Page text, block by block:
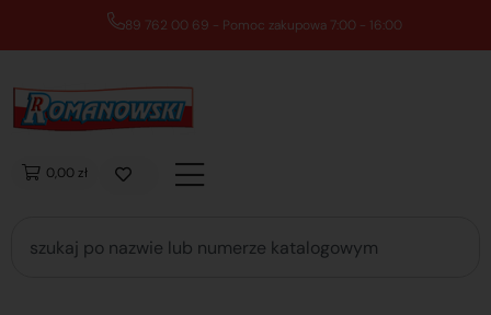
89 762 00 69 - Pomoc zakupowa 7:00 - 16:00
0,00 zł